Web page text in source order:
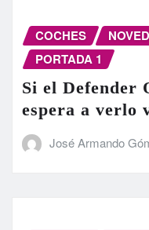
COCHES
PORTADA 1
Si el Defender
espera a verlo
José Armando